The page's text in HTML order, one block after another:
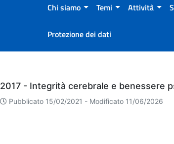
Chi siamo Temi Attività
Protezione dei dati
Eventi
2017 - Integrità cerebrale e benessere
Pubblicato 15/02/2021 - Modificato 11/06/2026